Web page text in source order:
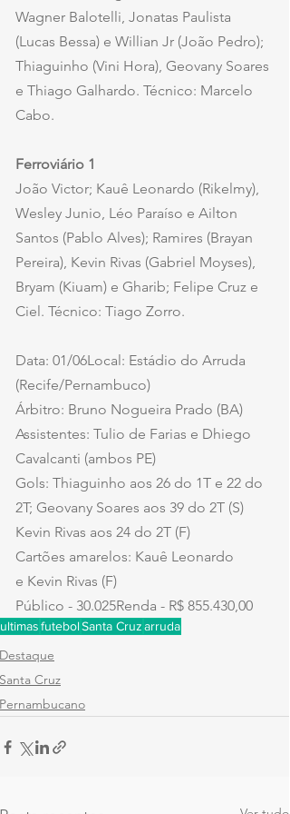
Wagner Balotelli, Jonatas Paulista
(Lucas Bessa) e Willian Jr (João Pedro);
Thiaguinho (Vini Hora), Geovany Soares
e Thiago Galhardo. Técnico: Marcelo
Cabo.
Ferroviário 1
João Victor; Kauê Leonardo (Rikelmy),
Wesley Junio, Léo Paraíso e Ailton
Santos (Pablo Alves); Ramires (Brayan
Pereira), Kevin Rivas (Gabriel Moyses),
Bryam (Kiuam) e Gharib; Felipe Cruz e
Ciel. Técnico: Tiago Zorro.
Data: 01/06Local: Estádio do Arruda
(Recife/Pernambuco)
Árbitro: Bruno Nogueira Prado (BA)
Assistentes: Tulio de Farias e Dhiego
Cavalcanti (ambos PE)
Gols: Thiaguinho aos 26 do 1T e 22 do
2T; Geovany Soares aos 39 do 2T (S)
Kevin Rivas aos 24 do 2T (F)
Cartões amarelos: Kauê Leonardo
e Kevin Rivas (F)
Público - 30.025Renda - R$ 855.430,00
ultimasfutebolSanta Cruzarruda
Destaque
Santa Cruz
Pernambucano